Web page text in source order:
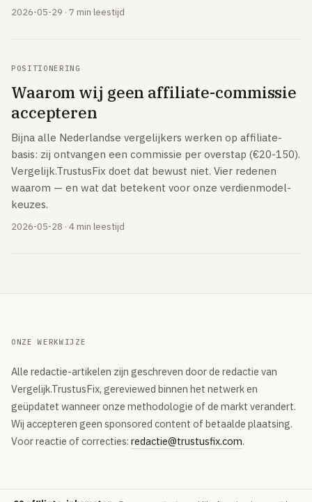
2026-05-29 · 7 min leestijd
POSITIONERING
Waarom wij geen affiliate-commissie
accepteren
Bijna alle Nederlandse vergelijkers werken op affiliate-
basis: zij ontvangen een commissie per overstap (€20-150).
Vergelijk.TrustusFix doet dat bewust niet. Vier redenen
waarom — en wat dat betekent voor onze verdienmodel-
keuzes.
2026-05-28 · 4 min leestijd
ONZE WERKWIJZE
Alle redactie-artikelen zijn geschreven door de redactie van
Vergelijk.TrustusFix, gereviewed binnen het netwerk en
geüpdatet wanneer onze methodologie of de markt verandert.
Wij accepteren geen sponsored content of betaalde plaatsing.
Voor reactie of correcties: redactie@trustusfix.com.